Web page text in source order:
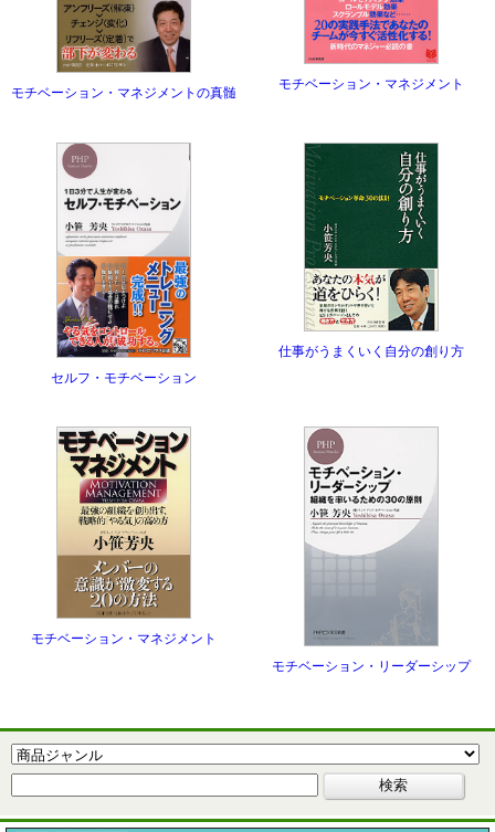
モチベーション・マネジメントの真髄
モチベーション・マネジメント
セルフ・モチベーション
仕事がうまくいく自分の創り方
モチベーション・マネジメント
モチベーション・リーダーシップ